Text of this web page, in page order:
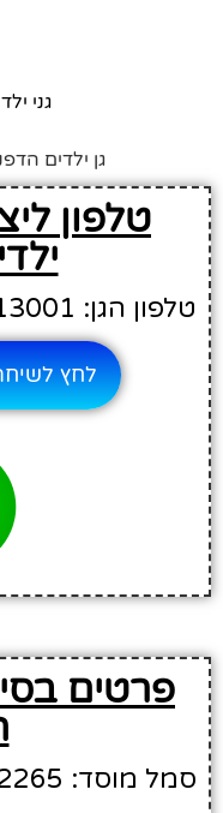
גני
גן ילדים
טלפון
טלפון הגן: 03-6813001
לחץ לשיחה
פרטים
סמל מוסד: 712265